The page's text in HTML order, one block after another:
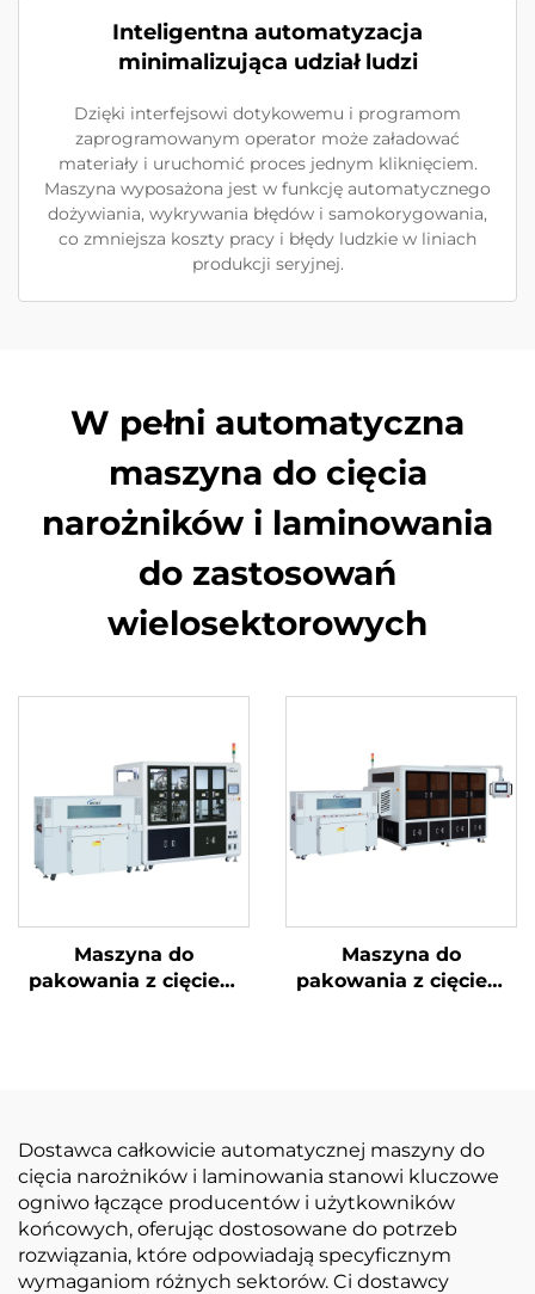
Inteligentna automatyzacja
minimalizująca udział ludzi
Dzięki interfejsowi dotykowemu i programom
zaprogramowanym operator może załadować
materiały i uruchomić proces jednym kliknięciem.
Maszyna wyposażona jest w funkcję automatycznego
dożywiania, wykrywania błędów i samokorygowania,
co zmniejsza koszty pracy i błędy ludzkie w liniach
produkcji seryjnej.
W pełni automatyczna
maszyna do cięcia
narożników i laminowania
do zastosowań
wielosektorowych
Maszyna do
pakowania z cięciem
Maszyna do
pakowania z cięciem
Dostawca całkowicie automatycznej maszyny do
cięcia narożników i laminowania stanowi kluczowe
ogniwo łączące producentów i użytkowników
końcowych, oferując dostosowane do potrzeb
rozwiązania, które odpowiadają specyficznym
wymaganiom różnych sektorów. Ci dostawcy